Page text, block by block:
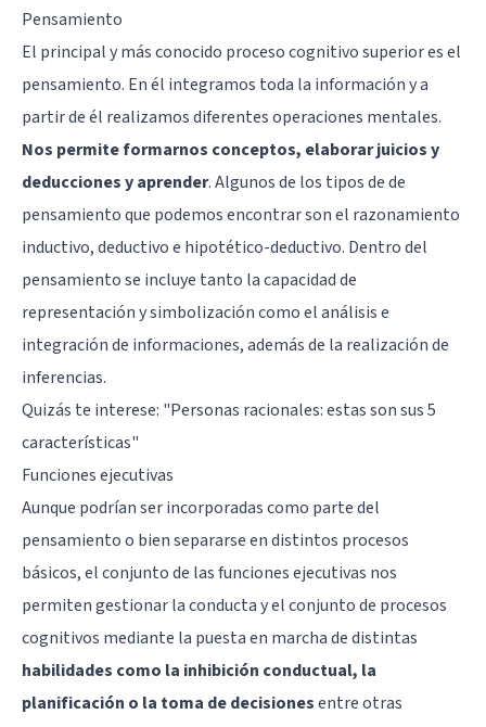
Pensamiento
El principal y más conocido proceso cognitivo superior es el
pensamiento. En él integramos toda la información y a
partir de él realizamos diferentes operaciones mentales.
Nos permite formarnos conceptos, elaborar juicios y
deducciones y aprender. Algunos de los tipos de de
pensamiento que podemos encontrar son el razonamiento
inductivo, deductivo e hipotético-deductivo. Dentro del
pensamiento se incluye tanto la capacidad de
representación y simbolización como el análisis e
integración de informaciones, además de la realización de
inferencias.
Quizás te interese: "Personas racionales: estas son sus 5
características"
Funciones ejecutivas
Aunque podrían ser incorporadas como parte del
pensamiento o bien separarse en distintos procesos
básicos, el conjunto de las funciones ejecutivas nos
permiten gestionar la conducta y el conjunto de procesos
cognitivos mediante la puesta en marcha de distintas
habilidades como la inhibición conductual, la
planificación o la toma de decisionesentre otras